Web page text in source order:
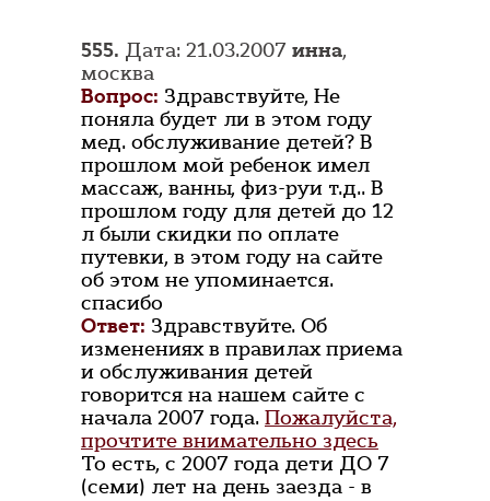
555. Дата: 21.03.2007 инна,
москва
Вопрос: Здравствуйте, Не
поняла будет ли в этом году
мед. обслуживание детей? В
прошлом мой ребенок имел
массаж, ванны, физ-руи т.д.. В
прошлом году для детей до 12
л были скидки по оплате
путевки, в этом году на сайте
об этом не упоминается.
спасибо
Ответ: Здравствуйте. Об
изменениях в правилах приема
и обслуживания детей
говорится на нашем сайте с
начала 2007 года. Пожалуйста,
прочтите внимательно здесь
То есть, с 2007 года дети ДО 7
(семи) лет на день заезда - в